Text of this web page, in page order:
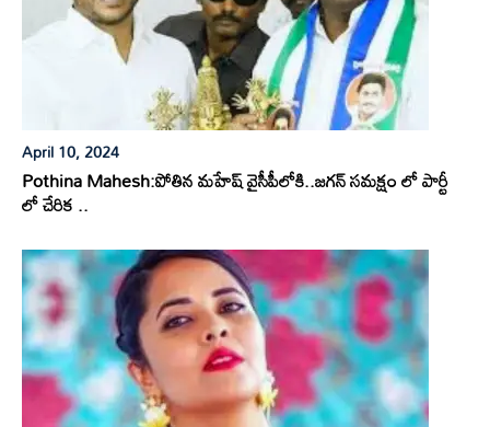
April 10, 2024
Pothina Mahesh:పోతిన మహేష్ వైసీపీలోకి..జగన్ సమక్షం లో పార్టీ
లో చేరిక ..